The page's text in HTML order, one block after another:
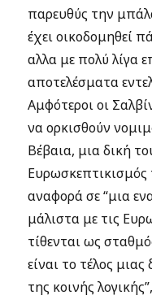
παρευθύς την
έχει οικοδομηθεί
αλλα με πολύ λίγα
αποτελέσματα
Αμφότεροι οι
να ορκισθούν
Βέβαια, μια δική
Ευρωσκεπτικισμός
αναφορά σε “μια
μάλιστα με τις
τίθενται ως
είναι το τέλος
της κοινής